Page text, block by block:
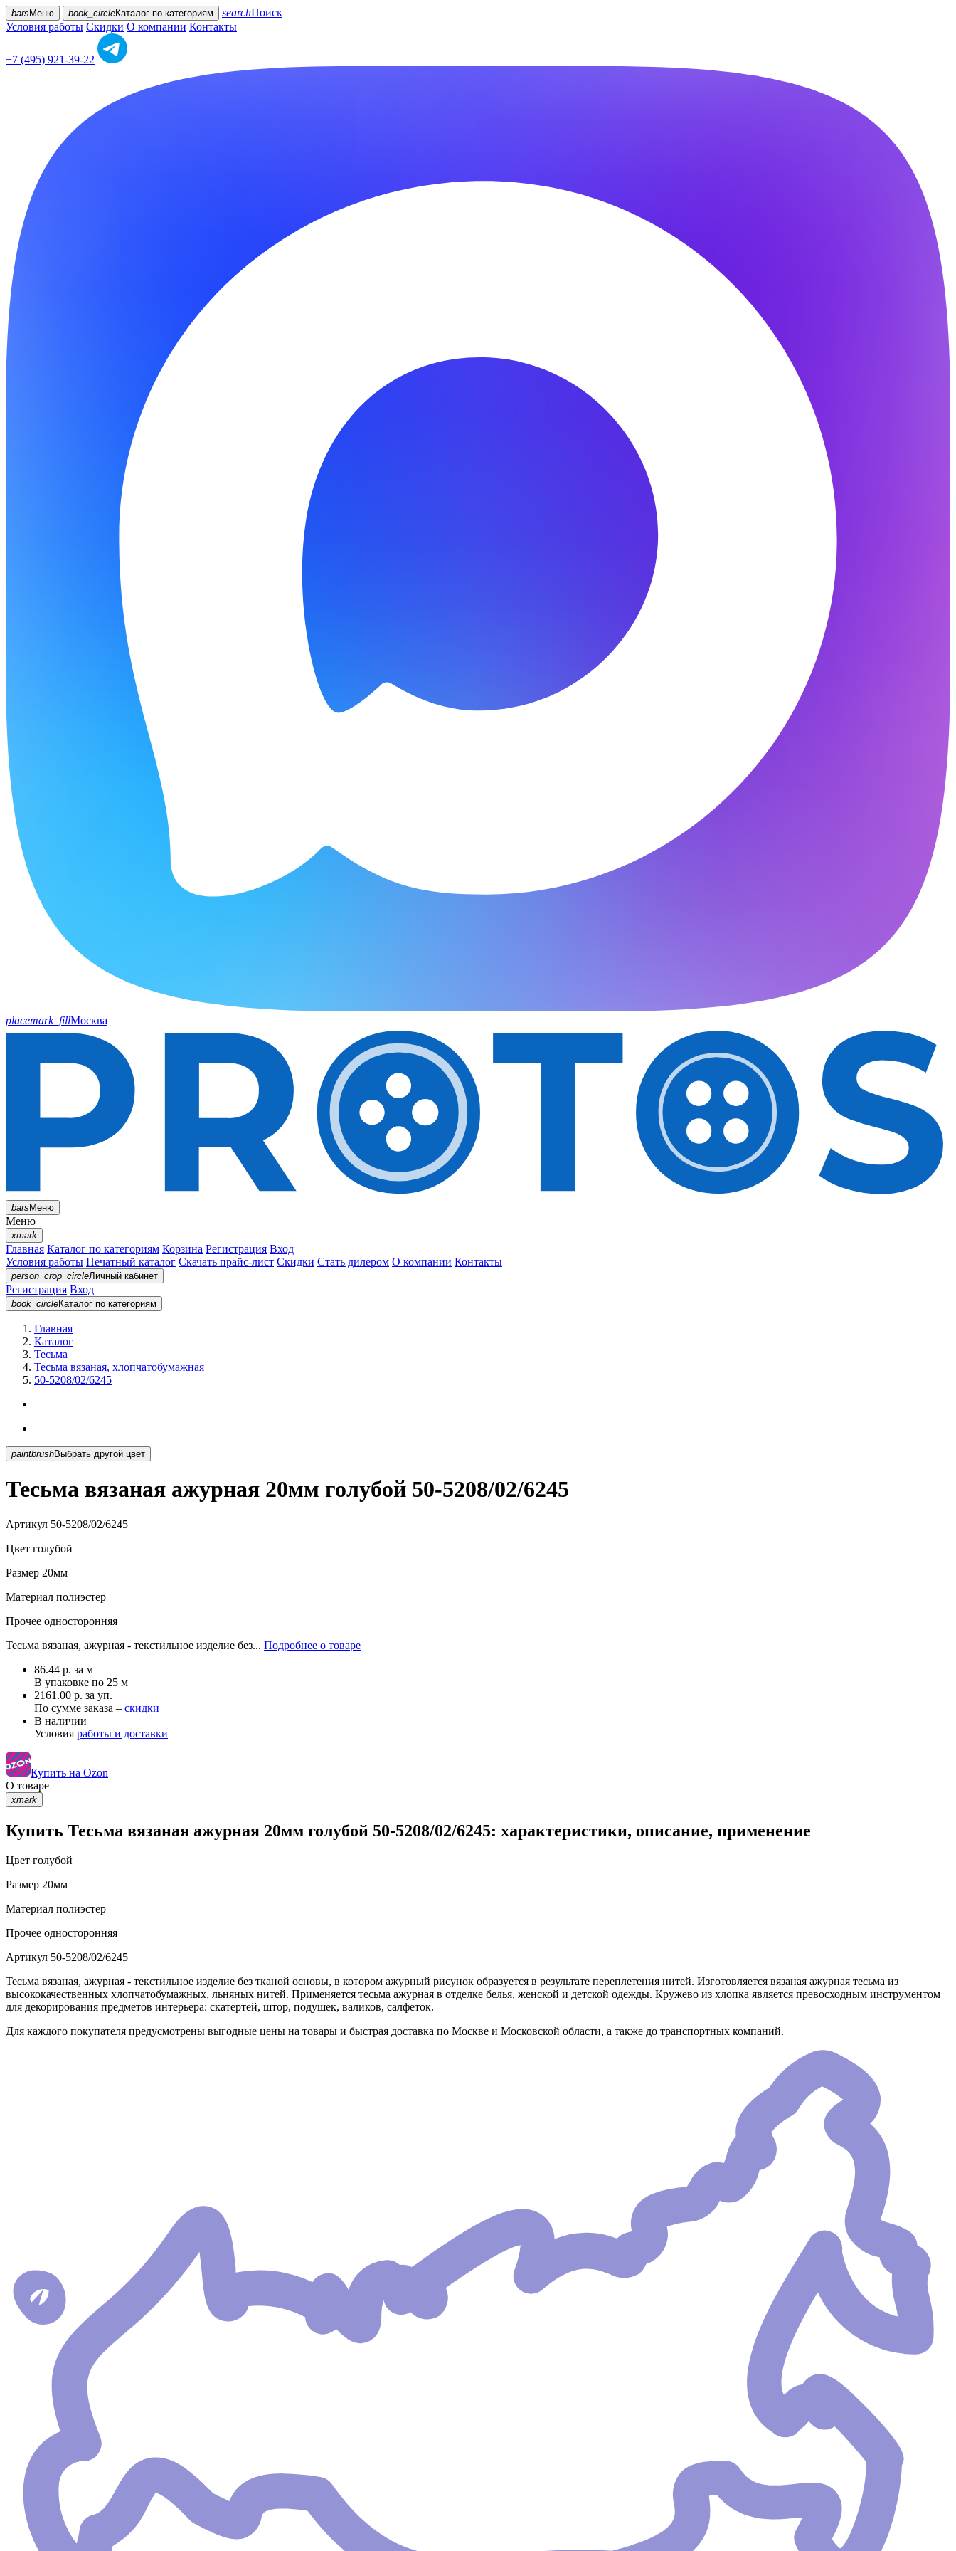
bars Меню book_circleКаталог по категориям searchПоиск
Условия работы Скидки О компании Контакты
+7 (495) 921-39-22
placemark_fillМосква
barsМеню
Меню
xmark
Главная Каталог по категориям Корзина Регистрация Вход
Условия работы Печатный каталог Скачать прайс-лист Скидки Стать дилером О компании Контакты
person_crop_circleЛичный кабинет
Регистрация Вход
book_circleКаталог по категориям
Главная
Каталог
Тесьма
Тесьма вязаная, хлопчатобумажная
50-5208/02/6245
paintbrush Выбрать другой цвет
Тесьма вязаная ажурная 20мм голубой 50-5208/02/6245
Артикул 50-5208/02/6245
Цвет голубой
Размер 20мм
Материал полиэстер
Прочее односторонняя
Тесьма вязаная, ажурная - текстильное изделие без... Подробнее о товаре
86.44 р. за м
В упаковке по 25 м
2161.00 р. за уп.
По сумме заказа – скидки
В наличии
Условия работы и доставки
Купить на Ozon
О товаре
xmark
Купить Тесьма вязаная ажурная 20мм голубой 50-5208/02/6245: характеристики, описание, применение
Цвет голубой
Размер 20мм
Материал полиэстер
Прочее односторонняя
Артикул 50-5208/02/6245
Тесьма вязаная, ажурная - текстильное изделие без тканой основы, в котором ажурный рисунок образуется в результате переплетения нитей. Изготовляется вязаная ажурная тесьма из
высококачественных хлопчатобумажных, льняных нитей. Применяется тесьма ажурная в отделке белья, женской и детской одежды. Кружево из хлопка является превосходным инструментом
для декорирования предметов интерьера: скатертей, штор, подушек, валиков, салфеток.
Для каждого покупателя предусмотрены выгодные цены на товары и быстрая доставка по Москве и Московской области, а также до транспортных компаний.